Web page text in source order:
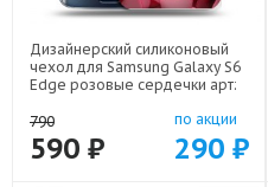
Дизайнерский силиконовый
чехол для Samsung Galaxy S6
Edge розовые сердечки арт:
790
590 ₽
по акции
290 ₽